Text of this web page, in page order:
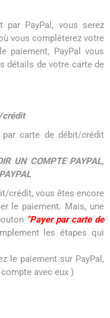
PayPal, vous serez
vous compléterez votre
paiement, PayPal vous
détails de votre carte de
crédit
carte de débit/crédit
UN COMPTE PAYPAL,
crédit, vous êtes encore
le paiement. Mais, une
"Payer par carte de
les étapes qui
le paiement sur PayPal,
avec eux )